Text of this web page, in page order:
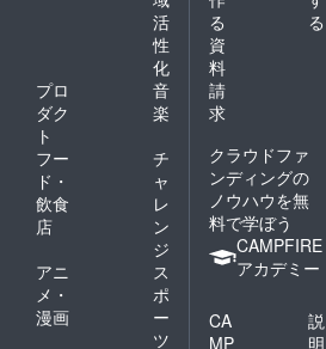
活
性
化
プロ
ダク
ト
音
楽
フー
ド・
飲食
店
チ
ャ
レ
ン
ジ
アニ
メ・
漫画
ス
ポ
ー
ツ
る
る
資
料
請
求
クラウドファ
ンディングの
ノウハウを無
料で学ぼう
CAMPFIRE
アカデミー
CA
MP
説
明